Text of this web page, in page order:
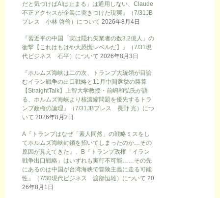
だと気づけばAIは止まる」は通用しない、Claude
不正アクセスが企業に突きつけた現実』（7/31JB
プレス 小林 啓倫）について 2026年8月4日
『習近平の中国「実は隠れ失業者の数3.2億人」の
衝撃【これはもはや大恐慌レベルだ】』（7/31現
代ビジネス 石平）について 2026年8月3日
『ホルムズ海峡は二の次、トランプ大統領が目論
むイラン戦争の出口戦略と11月中間選挙の勝算
【StraightTalk】上智大学教授・前嶋和弘氏が語
る、ホルムズ海峡より核濃縮問題を優先するトラ
ンプ政権の論理』（7/31JBプレス 長野 光）につ
いて 2026年8月2日
A『トランプはなぜ「素人同然」の戦略ミスをし
てホルムズ海峡封鎖を招いてしまったのか…その
原因が見えてきた』、B『トランプ政権「イラン
戦争出口戦略」はいずれも実行不可能……その先
にあるのは中国が台湾海峡で冒険主義に走る可能
性』（7/30現代ビジネス 渡部恒雄）について 20
26年8月1日